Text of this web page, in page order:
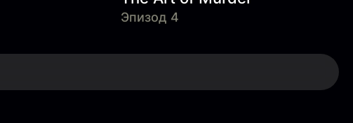
Эпизод 4